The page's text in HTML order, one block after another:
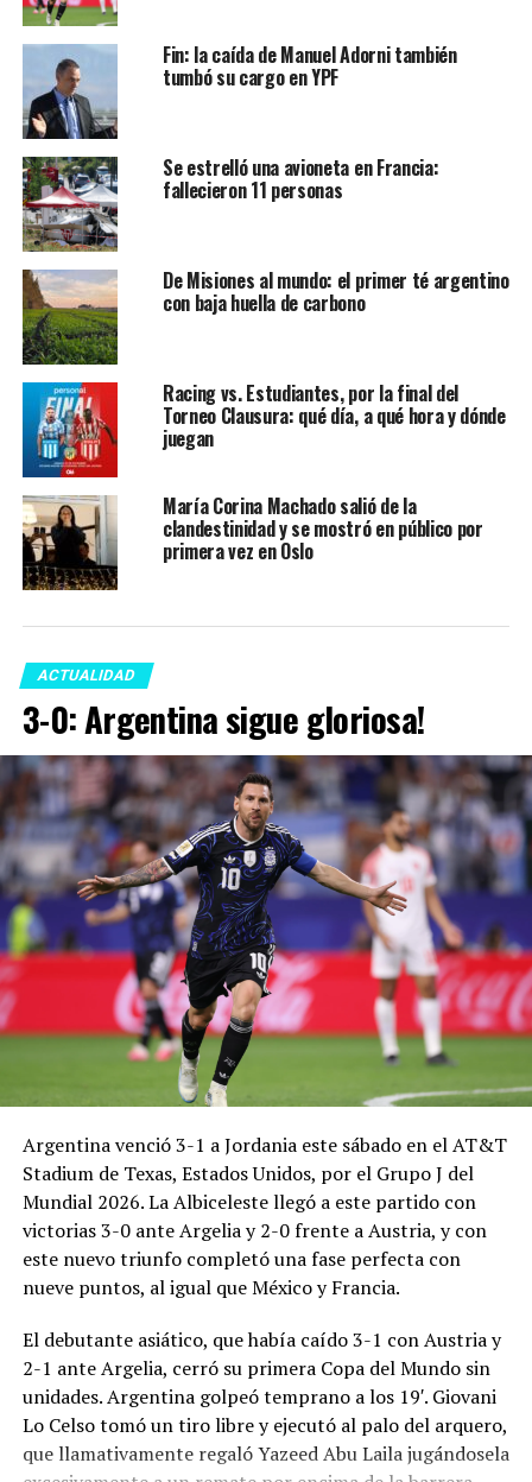
Fin: la caída de Manuel Adorni también
tumbó su cargo en YPF
Se estrelló una avioneta en Francia:
fallecieron 11 personas
De Misiones al mundo: el primer té argentino
con baja huella de carbono
Racing vs. Estudiantes, por la final del
Torneo Clausura: qué día, a qué hora y dónde
juegan
María Corina Machado salió de la
clandestinidad y se mostró en público por
primera vez en Oslo
ACTUALIDAD
3-0: Argentina sigue gloriosa!
Argentina venció 3-1 a Jordania este sábado en el AT&T
Stadium de Texas, Estados Unidos, por el Grupo J del
Mundial 2026. La Albiceleste llegó a este partido con
victorias 3-0 ante Argelia y 2-0 frente a Austria, y con
este nuevo triunfo completó una fase perfecta con
nueve puntos, al igual que México y Francia.
El debutante asiático, que había caído 3-1 con Austria y
2-1 ante Argelia, cerró su primera Copa del Mundo sin
unidades. Argentina golpeó temprano a los 19′. Giovani
Lo Celso tomó un tiro libre y ejecutó al palo del arquero,
que llamativamente regaló Yazeed Abu Laila jugándosela